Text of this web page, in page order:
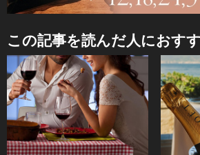
この記事を読んだ人におす